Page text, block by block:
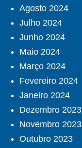
Agosto 2024
Julho 2024
Junho 2024
Maio 2024
Março 2024
Fevereiro 2024
Janeiro 2024
Dezembro 2023
Novembro 2023
Outubro 2023